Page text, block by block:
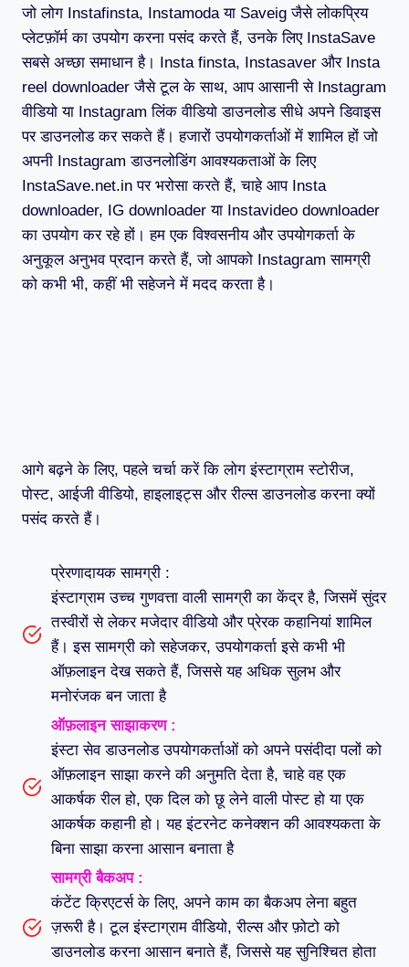
जो लोग Instafinsta, Instamoda या Saveig जैसे लोकप्रिय
प्लेटफ़ॉर्म का उपयोग करना पसंद करते हैं, उनके लिए InstaSave
सबसे अच्छा समाधान है। Insta finsta, Instasaver और Insta
reel downloader जैसे टूल के साथ, आप आसानी से Instagram
वीडियो या Instagram लिंक वीडियो डाउनलोड सीधे अपने डिवाइस
पर डाउनलोड कर सकते हैं। हजारों उपयोगकर्ताओं में शामिल हों जो
अपनी Instagram डाउनलोडिंग आवश्यकताओं के लिए
InstaSave.net.in पर भरोसा करते हैं, चाहे आप Insta
downloader, IG downloader या Instavideo downloader
का उपयोग कर रहे हों। हम एक विश्वसनीय और उपयोगकर्ता के
अनुकूल अनुभव प्रदान करते हैं, जो आपको Instagram सामग्री
को कभी भी, कहीं भी सहेजने में मदद करता है।
करते हैं?
आगे बढ़ने के लिए, पहले चर्चा करें कि लोग इंस्टाग्राम स्टोरीज,
पोस्ट, आईजी वीडियो, हाइलाइट्स और रील्स डाउनलोड करना क्यों
पसंद करते हैं।
प्रेरणादायक सामग्री :
इंस्टाग्राम उच्च गुणवत्ता वाली सामग्री का केंद्र है, जिसमें सुंदर
तस्वीरों से लेकर मजेदार वीडियो और प्रेरक कहानियां शामिल
हैं। इस सामग्री को सहेजकर, उपयोगकर्ता इसे कभी भी
ऑफ़लाइन देख सकते हैं, जिससे यह अधिक सुलभ और
मनोरंजक बन जाता है
ऑफ़लाइन साझाकरण :
इंस्टा सेव डाउनलोड उपयोगकर्ताओं को अपने पसंदीदा पलों को
ऑफ़लाइन साझा करने की अनुमति देता है, चाहे वह एक
आकर्षक रील हो, एक दिल को छू लेने वाली पोस्ट हो या एक
आकर्षक कहानी हो। यह इंटरनेट कनेक्शन की आवश्यकता के
बिना साझा करना आसान बनाता है
सामग्री बैकअप :
कंटेंट क्रिएटर्स के लिए, अपने काम का बैकअप लेना बहुत
ज़रूरी है। टूल इंस्टाग्राम वीडियो, रील्स और फ़ोटो को
डाउनलोड करना आसान बनाते हैं, जिससे यह सुनिश्चित होता